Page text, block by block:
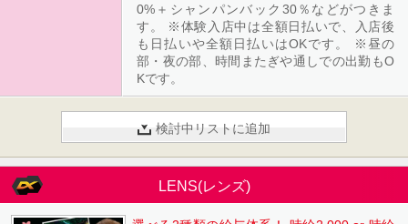
0%＋シャンパンバック30％などがつきま
す。 ※体験入店中は全額日払いで、入店後
も日払いや全額日払いはOKです。 ※昼の
部・夜の部、時間またぎや通しでの出勤もO
Kです。
検討中リストに追加
LENS(レンズ)